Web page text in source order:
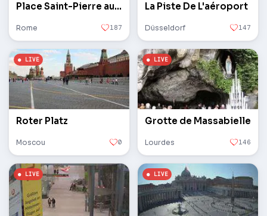
Place Saint-Pierre au Vatican
Rome 187
La Piste De L'aéroport
Düsseldorf 147
Roter Platz
Moscou 0
Grotte de Massabielle
Lourdes 146